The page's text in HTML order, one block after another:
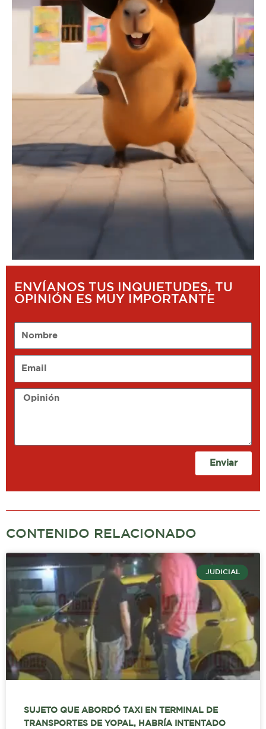
ENVÍANOS TUS INQUIETUDES, TU
OPINIÓN ES MUY IMPORTANTE
Opinión
Enviar
CONTENIDO RELACIONADO
JUDICIAL
SUJETO QUE ABORDÓ TAXI EN TERMINAL DE
TRANSPORTES DE YOPAL, HABRÍA INTENTADO